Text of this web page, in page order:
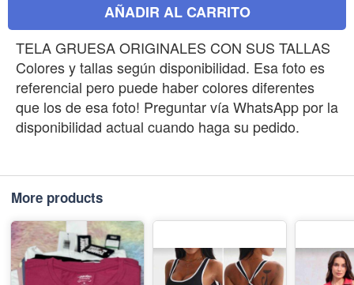
AÑADIR AL CARRITO
TELA GRUESA ORIGINALES CON SUS TALLAS
Colores y tallas según disponibilidad. Esa foto es
referencial pero puede haber colores diferentes
que los de esa foto! Preguntar vía WhatsApp por la
disponibilidad actual cuando haga su pedido.
More products